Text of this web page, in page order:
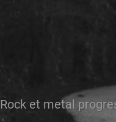
Rock et metal